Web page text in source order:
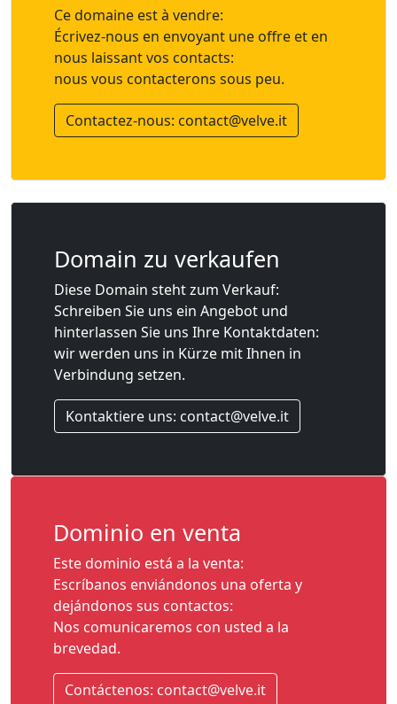
Ce domaine est à vendre:
Écrivez-nous en envoyant une offre et en
nous laissant vos contacts:
nous vous contacterons sous peu.
Contactez-nous: contact@velve.it
Domain zu verkaufen
Diese Domain steht zum Verkauf:
Schreiben Sie uns ein Angebot und
hinterlassen Sie uns Ihre Kontaktdaten:
wir werden uns in Kürze mit Ihnen in
Verbindung setzen.
Kontaktiere uns: contact@velve.it
Dominio en venta
Este dominio está a la venta:
Escríbanos enviándonos una oferta y
dejándonos sus contactos:
Nos comunicaremos con usted a la
brevedad.
Contáctenos: contact@velve.it